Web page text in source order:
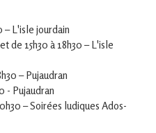
– L'isle jourdain
de 15h30 à 18h30 – L'isle
– Pujaudran
- Pujaudran
– Soirées ludiques Ados-